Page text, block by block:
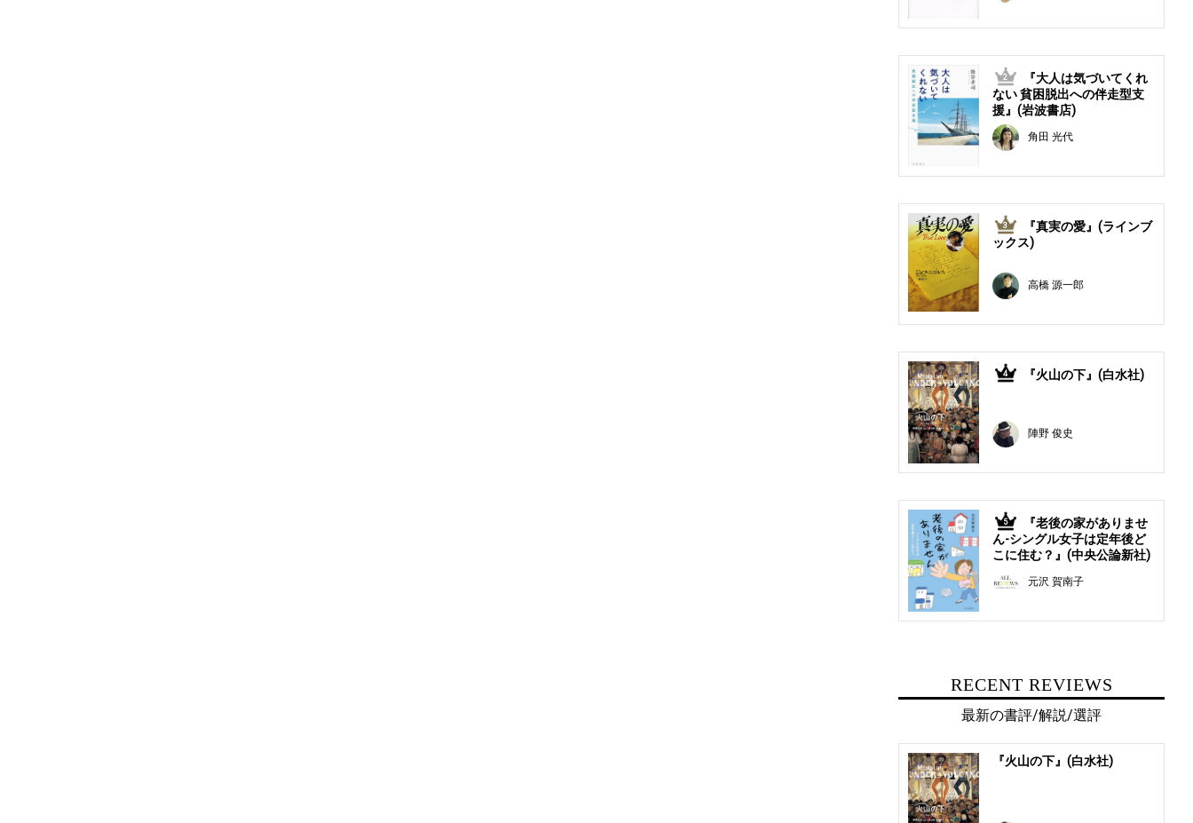
2
『大人は気づいてくれ
ない 貧困脱出への伴走型支
援』(岩波書店)
角田 光代
3
『真実の愛』(ラインブ
ックス)
高橋 源一郎
4 『火山の下』(白水社)
陣野 俊史
5
『老後の家がありませ
ん-シングル女子は定年後ど
こに住む？』(中央公論新社)
元沢 賀南子
RECENT REVIEWS
最新の書評/解説/選評
『火山の下』(白水社)